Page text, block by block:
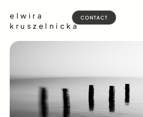
elwira
kruszelnicka
CONTACT